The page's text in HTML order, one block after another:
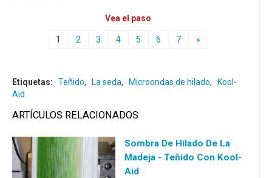
Vea el paso
1 2 3 4 5 6 7 »
Etiquetas: Teñido, La seda, Microondas de hilado,
Kool-
Aid
ARTÍCULOS RELACIONADOS
Sombra De Hilado De La
Madeja - Teñido Con Kool-
Aid